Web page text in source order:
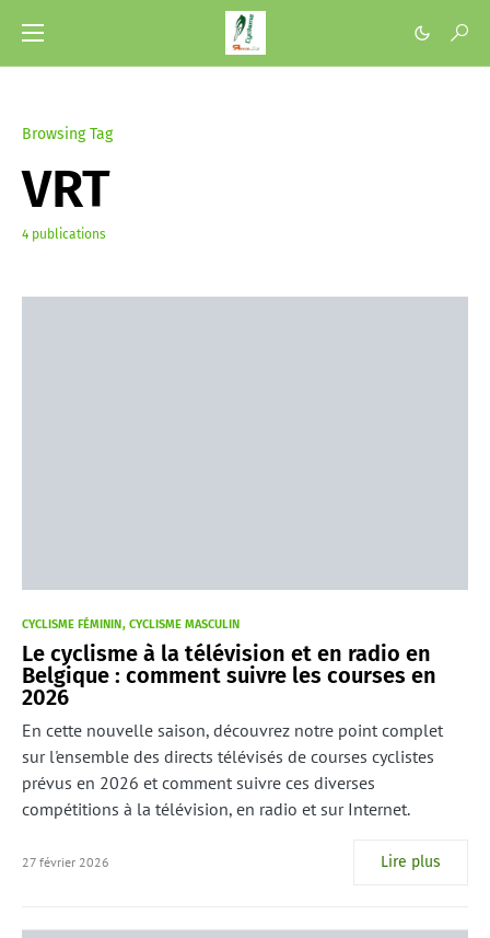
Browsing Tag
VRT
4 publications
CYCLISME FÉMININ CYCLISME MASCULIN
Le cyclisme à la télévision et en radio en
Belgique : comment suivre les courses en
2026
En cette nouvelle saison, découvrez notre point complet
sur l'ensemble des directs télévisés de courses cyclistes
prévus en 2026 et comment suivre ces diverses
compétitions à la télévision, en radio et sur Internet.
27 février 2026 Lire plus